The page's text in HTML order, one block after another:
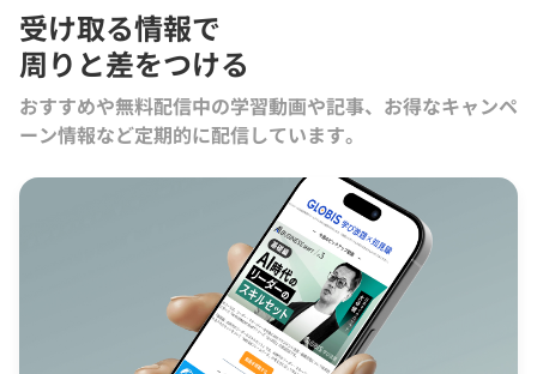
受け取る情報で
周りと差をつける
おすすめや無料配信中の学習動画や記事、お得なキャンペ
ーン情報など定期的に配信しています。